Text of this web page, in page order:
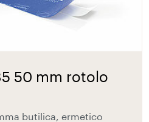
50 mm rotolo
butilica, ermetico